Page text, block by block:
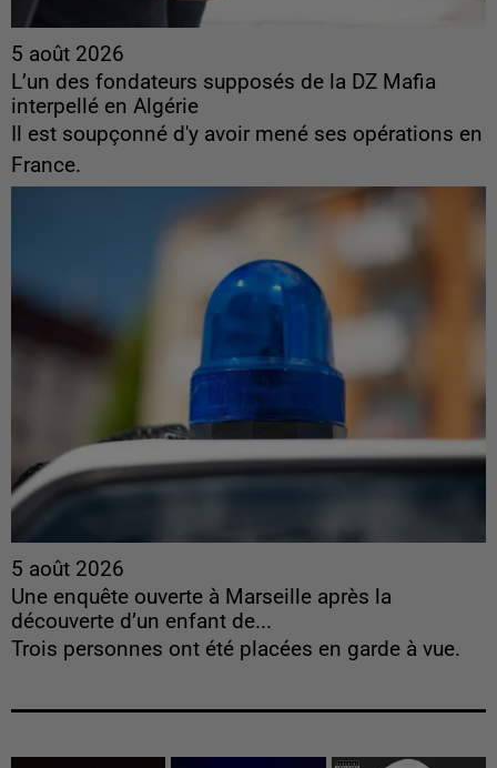
5 août 2026
L’un des fondateurs supposés de la DZ Mafia
interpellé en Algérie
Il est soupçonné d'y avoir mené ses opérations en
France.
5 août 2026
Une enquête ouverte à Marseille après la
découverte d’un enfant de...
Trois personnes ont été placées en garde à vue.